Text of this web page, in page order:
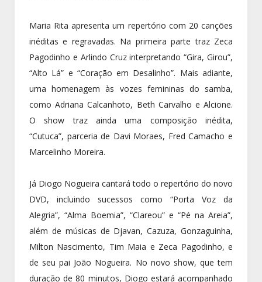
Maria Rita apresenta um repertório com 20 canções
inéditas e regravadas. Na primeira parte traz Zeca
Pagodinho e Arlindo Cruz interpretando “Gira, Girou”,
“Alto Lá” e “Coração em Desalinho”. Mais adiante,
uma homenagem às vozes femininas do samba,
como Adriana Calcanhoto, Beth Carvalho e Alcione.
O show traz ainda uma composição inédita,
“Cutuca”, parceria de Davi Moraes, Fred Camacho e
Marcelinho Moreira.
Já Diogo Nogueira cantará todo o repertório do novo
DVD, incluindo sucessos como “Porta Voz da
Alegria”, “Alma Boemia”, “Clareou” e “Pé na Areia”,
além de músicas de Djavan, Cazuza, Gonzaguinha,
Milton Nascimento, Tim Maia e Zeca Pagodinho, e
de seu pai João Nogueira. No novo show, que tem
duração de 80 minutos, Diogo estará acompanhado